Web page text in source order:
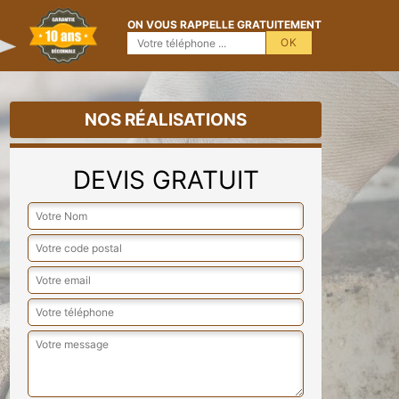
ON VOUS RAPPELLE GRATUITEMENT
NOS RÉALISATIONS
DEVIS GRATUIT